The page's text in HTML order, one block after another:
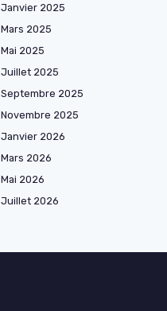
Janvier 2025
Mars 2025
Mai 2025
Juillet 2025
Septembre 2025
Novembre 2025
Janvier 2026
Mars 2026
Mai 2026
Juillet 2026